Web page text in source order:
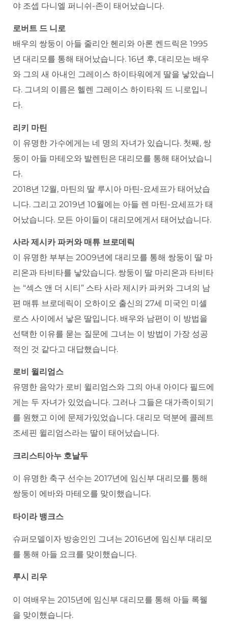
야 조셉 다니엘 퍼니쉬-존이 태어났습니다.
로버트 드 니로
배우의 쌍둥이 아들 줄리안 헨리와 아론 켄드릭은 1995
년 대리모를 통해 태어났습니다. 16년 후, 대리모는 배우
와 그의 새 아내인 그레이스 하이타워에게 딸을 낳았습니
다. 그녀의 이름은 헬렌 그레이스 하이타워 드 니로입니
다.
리키 마틴
이 유명한 가수에게는 네 명의 자녀가 있습니다. 첫째, 쌍
둥이 아들 마테오와 발렌틴은 대리모를 통해 태어났습니
다.
2018년 12월, 마틴의 딸 루시아 마틴-요세프가 태어났습
니다. 그리고 2019년 10월에는 아들 렌 마틴-요세프가 태
어났습니다. 모든 아이들이 대리모에게서 태어났습니다.
사라 제시카 파커와 매튜 브로데릭
이 유명한 부부는 2009년에 대리모를 통해 쌍둥이 딸 마
리온과 타비타를 낳았습니다. 쌍둥이 딸 마리온과 타비타
는 “섹스 앤 더 시티” 스타 사라 제시카 파커와 그녀의 남
편 매튜 브로데릭이 오하이오 출신의 27세 미국인 미셸
로스 사이에서 낳은 딸입니다. 배우와 남편이 이 방법을
선택한 이유를 묻는 질문에 그녀는 이 방법이 가장 성공
적인 것 같다고 대답했습니다.
로비 윌리엄스
유명한 음악가 로비 윌리엄스와 그의 아내 아이다 필드에
게는 두 자녀가 있었습니다. 그러나 그들은 대가족이되기
를 원했고 이에 문제가있었습니다. 대리모 덕분에 콜레트
조세핀 윌리엄스라는 딸이 태어났습니다.
크리스티아누 호날두
이 유명한 축구 선수는 2017년에 임신부 대리모를 통해
쌍둥이 에바와 마테오를 맞이했습니다.
타이라 뱅크스
슈퍼모델이자 방송인인 그녀는 2016년에 임신부 대리모
를 통해 아들 요크를 맞이했습니다.
루시 리우
이 여배우는 2015년에 임신부 대리모를 통해 아들 록웰
을 맞이했습니다.